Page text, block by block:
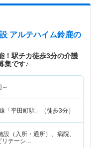
アルテハイム鈴鹿の
！駅チカ徒歩3分の介護
集です♪
～
「平田町駅」（徒歩3分）
設（入所・通所）、病院、
リテーシ…